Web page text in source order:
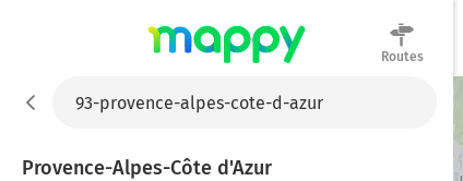
Routes
Provence-Alpes-Côte d'Azur